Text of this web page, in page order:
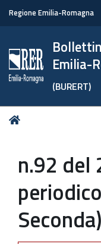
Regione Emilia-Romagna
Emilia-
(BURERT)
Tu
n.92 del
Seconda)